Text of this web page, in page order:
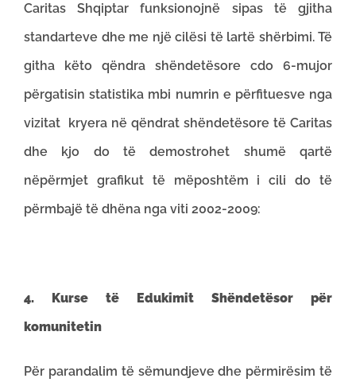
Caritas Shqiptar funksionojnë sipas të gjitha
standarteve dhe me një cilësi të lartë shërbimi. Të
githa këto qëndra shëndetësore cdo 6-mujor
përgatisin statistika mbi numrin e përfituesve nga
vizitat kryera në qëndrat shëndetësore të Caritas
dhe kjo do të demostrohet shumë qartë
nëpërmjet grafikut të mëposhtëm i cili do të
përmbajë të dhëna nga viti 2002-2009:
4. Kurse të Edukimit Shëndetësor për
komunitetin
Për parandalim të sëmundjeve dhe përmirësim të